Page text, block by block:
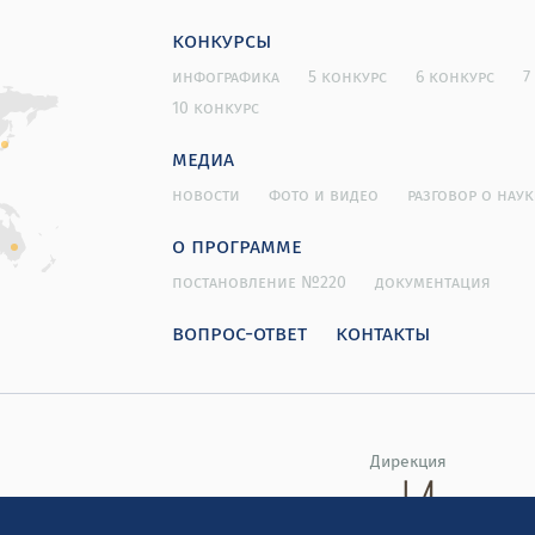
конкурсы
инфографика 5 конкурс 6 конкурс
10 конкурс
медиа
новости фото и видео разговор о
о программе
постановление №220 документация
вопрос-ответ контакты
Дирекция